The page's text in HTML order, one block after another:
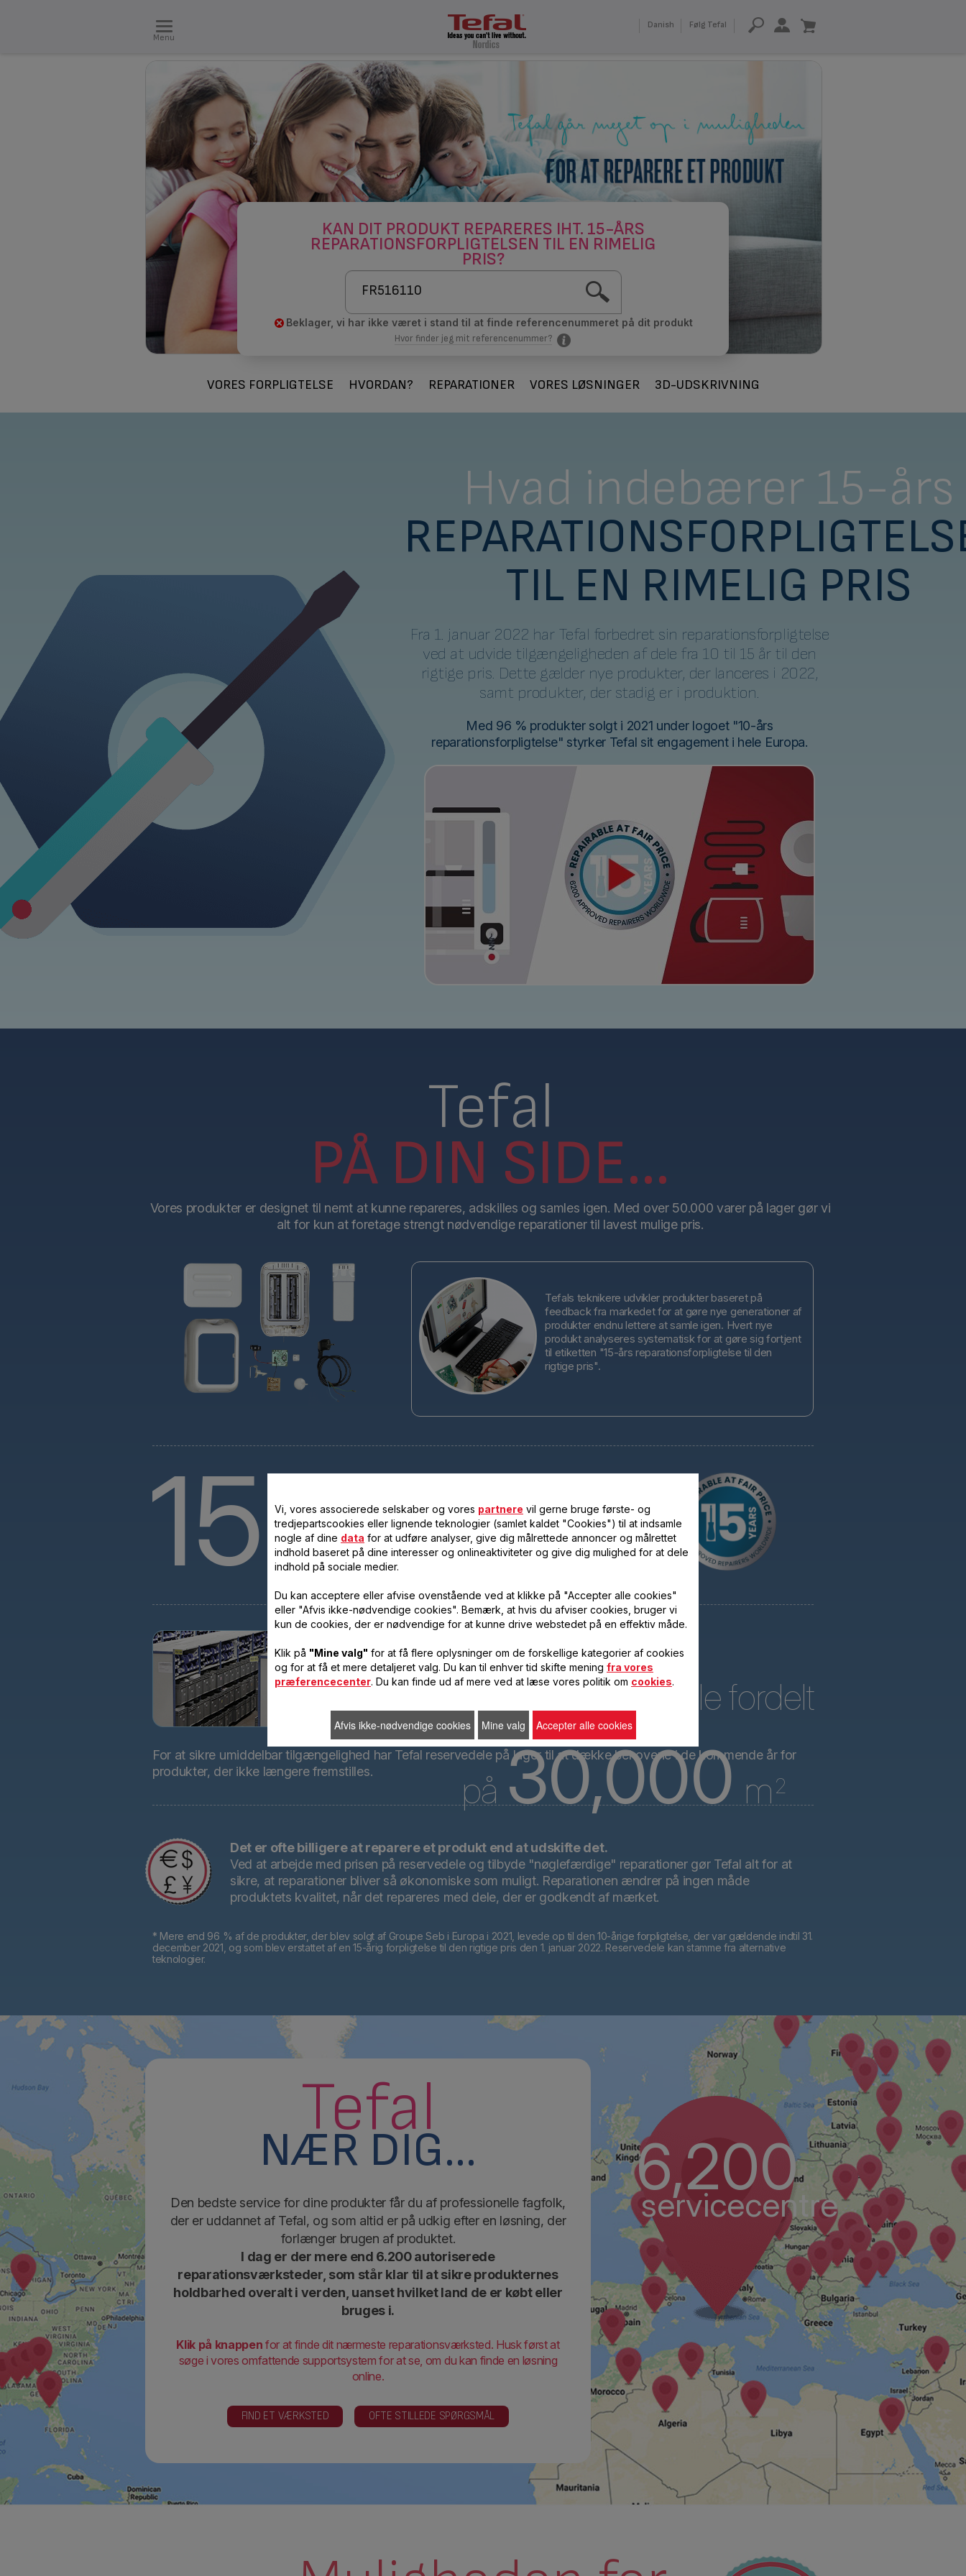
Menu
Danish Følg Tefal
KAN DIT PRODUKT REPARERES IHT. 15-ÅRS
REPARATIONSFORPLIGTELSEN TIL EN RIMELIG
PRIS?
Beklager, vi har ikke været i stand til at finde referencenummeret på dit produkt
Hvor finder jeg mit referencenummer?
VORES FORPLIGTELSE HVORDAN? REPARATIONER VORES LØSNINGER 3D-UDSKRIVNING
Hvad indebærer 15-års
TIL EN RIMELIG PRIS
Fra 1. januar 2022 har Tefal forbedret sin reparationsforpligtelse
ved at udvide tilgængeligheden af dele fra 10 til 15 år til den
rigtige pris. Dette gælder nye produkter, der lanceres i 2022,
samt produkter, der stadig er i produktion.
Med 96 % produkter solgt i 2021 under logoet "10-års
reparationsforpligtelse" styrker Tefal sit engagement i hele Europa.
Tefal
PÅ DIN SIDE...
Vores produkter er designet til nemt at kunne repareres, adskilles og samles igen. Med over 50.000 varer på lager gør vi
alt for kun at foretage strengt nødvendige reparationer til lavest mulige pris.
Tefals teknikere udvikler produkter baseret på
feedback fra markedet for at gøre nye generationer af
produkter endnu lettere at samle igen. Hvert nye
produkt analyseres systematisk for at gøre sig fortjent
til etiketten "15-års reparationsforpligtelse til den
rigtige pris".
15år
Tefal har forpligtet sig til at kunne levere
alle tekniske reservedele til næsten alle
sine produkter i 15 år efter køb*.
8.3millioner dele fordelt
på 30,000m 2
For at sikre umiddelbar tilgængelighed har Tefal reservedele på lager til at dække behovene i de kommende år for
produkter, der ikke længere fremstilles.
Det er ofte billigere at reparere et produkt end at udskifte det.
Ved at arbejde med prisen på reservedele og tilbyde "nøglefærdige" reparationer gør Tefal alt for at
sikre, at reparationer bliver så økonomiske som muligt. Reparationen ændrer på ingen måde
produktets kvalitet, når det repareres med dele, der er godkendt af mærket.
* Mere end 96 % af de produkter, der blev solgt af Groupe Seb i Europa i 2021, levede op til den 10-årige forpligtelse, der var gældende indtil 31.
december 2021, og som blev erstattet af en 15-årig forpligtelse til den rigtige pris den 1. januar 2022. Reservedele kan stamme fra alternative
teknologier.
Tefal
NÆR DIG...
Den bedste service for dine produkter får du af professionelle fagfolk,
der er uddannet af Tefal, og som altid er på udkig efter en løsning, der
forlænger brugen af produktet.
I dag er der mere end 6.200 autoriserede
reparationsværksteder, som står klar til at sikre produkternes
holdbarhed overalt i verden, uanset hvilket land de er købt eller
bruges i.
Klik på knappen for at finde dit nærmeste reparationsværksted. Husk først at
søge i vores omfattende supportsystem for at se, om du kan finde en løsning
online.
FIND ET VÆRKSTED OFTE STILLEDE SPØRGSMÅL
6,200
servicecentre
Vi, vores associerede selskaber og vores partnere vil gerne bruge første- og
tredjepartscookies eller lignende teknologier (samlet kaldet "Cookies") til at indsamle
nogle af dine data for at udføre analyser, give dig målrettede annoncer og målrettet
indhold baseret på dine interesser og onlineaktiviteter og give dig mulighed for at dele
indhold på sociale medier.
Du kan acceptere eller afvise ovenstående ved at klikke på "Accepter alle cookies"
eller "Afvis ikke-nødvendige cookies". Bemærk, at hvis du afviser cookies, bruger vi
kun de cookies, der er nødvendige for at kunne drive webstedet på en effektiv måde.
Klik på "Mine valg" for at få flere oplysninger om de forskellige kategorier af cookies
og for at få et mere detaljeret valg. Du kan til enhver tid skifte mening fra vores
præferencecenter. Du kan finde ud af mere ved at læse vores politik om cookies.
Afvis ikke-nødvendige cookies Mine valg Accepter alle cookies